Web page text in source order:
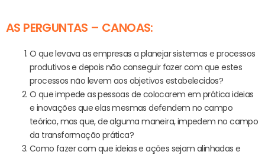
AS PERGUNTAS – CANOAS:
O que levava as empresas a planejar sistemas e processos
produtivos e depois não conseguir fazer com que estes
processos não levem aos objetivos estabelecidos?
O que impede as pessoas de colocarem em prática ideias
e inovações que elas mesmas defendem no campo
teórico, mas que, de alguma maneira, impedem no campo
da transformação prática?
Como fazer com que ideias e ações sejam alinhadas e